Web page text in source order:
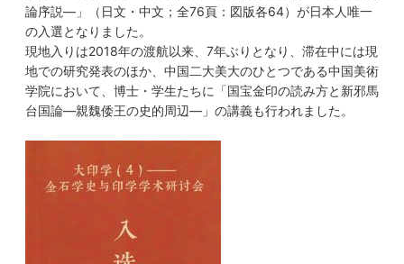
論序説―」（日文・中文；全76頁：図版各64）が日本人唯一
の入選となりました。
現地入りは2018年の渡航以来、7年ぶりとなり、滞在中には現
地での研究発表のほか、中国二大美大のひとつである中国美術
学院において、博士・学生たちに「国宝金印の読み方と新邪馬
台国論―親魏倭王の史的周辺―」の講義も行われました。